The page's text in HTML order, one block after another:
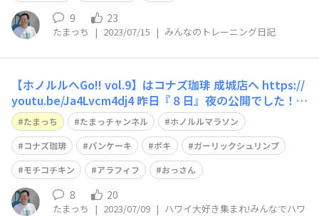
9 23
たまっち | 2023/07/15 | みんなのトレーニング日記
【ホノルルへGo!! vol.9】はコナズ珈琲 成城店へ https://
youtu.be/Ja4Lvcm4dj4 昨日『８日』夜の公開でした！
こちらでの告知が遅くなりますので申し訳ありません。
たまっち たまっチャンネル
ホノルルマラソン
コナズ珈琲
パンケーキ ポキ
ガーリックシュリンプ
モチコチキン
アラフィフ おっさん
8 20
たまっち | 2023/07/09 | ハワイ大好き集まれ!みんなでハワ